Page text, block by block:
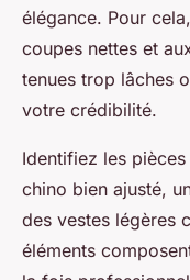
élégance. Pour
coupes nettes et
tenues trop lâches
votre crédibilité.
Identifiez les
chino bien ajusté,
des vestes légères
éléments